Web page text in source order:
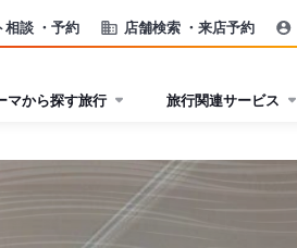
相談 ・予約 店舗検索 ・来店予約
マから探す旅行 旅行関連サービス